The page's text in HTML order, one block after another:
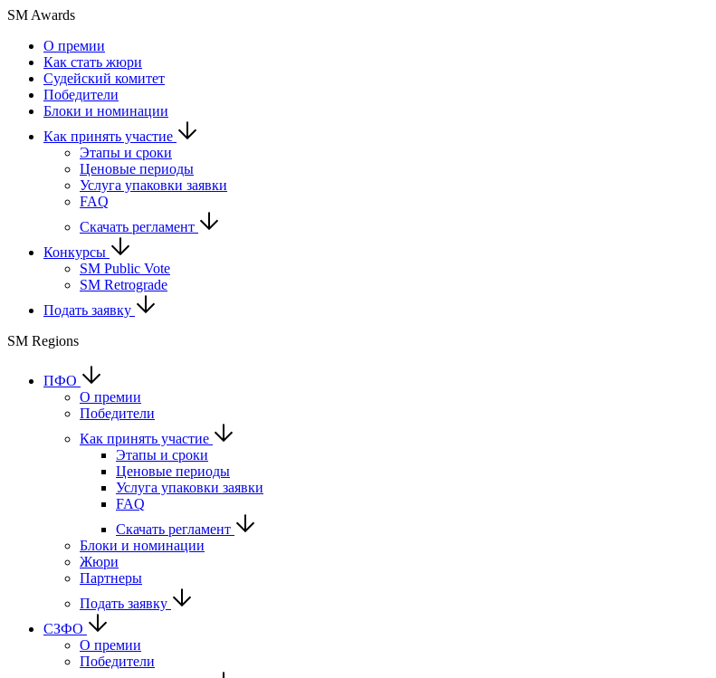
SM Awards
О премии
Как стать жюри
Судейский комитет
Победители
Блоки и номинации
Как принять участие
Этапы и сроки
Ценовые периоды
Услуга упаковки заявки
FAQ
Скачать регламент
Конкурсы
SM Public Vote
SM Retrograde
Подать заявку
SM Regions
ПФО
О премии
Победители
Как принять участие
Этапы и сроки
Ценовые периоды
Услуга упаковки заявки
FAQ
Скачать регламент
Блоки и номинации
Жюри
Партнеры
Подать заявку
СЗФО
О премии
Победители